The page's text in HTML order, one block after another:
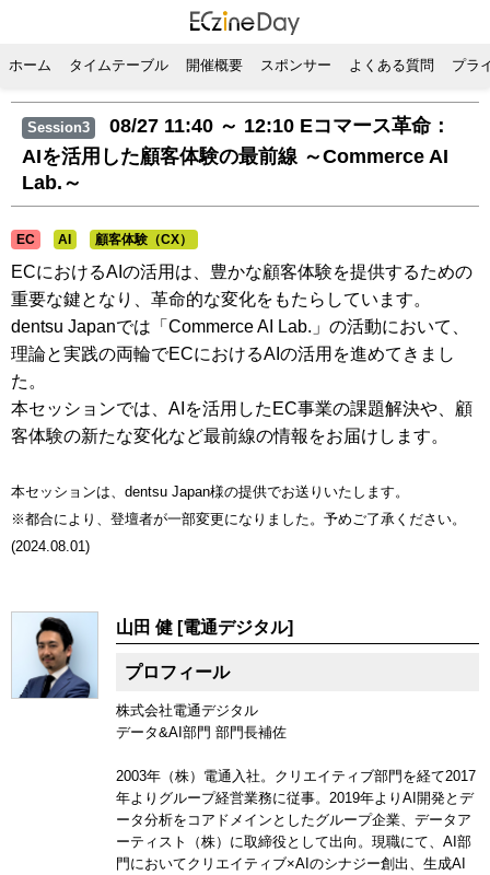
ホーム タイムテーブル 開催概要 スポンサー よくある質問 プラ
Session3 08/27 11:40 ～ 12:10 Eコマース革命：
AIを活用した顧客体験の最前線 ～Commerce AI
Lab.～
EC AI 顧客体験（CX）
ECにおけるAIの活用は、豊かな顧客体験を提供するための
重要な鍵となり、革命的な変化をもたらしています。
dentsu Japanでは「Commerce AI Lab.」の活動において、
理論と実践の両輪でECにおけるAIの活用を進めてきまし
た。
本セッションでは、AIを活用したEC事業の課題解決や、顧
客体験の新たな変化など最前線の情報をお届けします。
本セッションは、dentsu Japan様の提供でお送りいたします。
※都合により、登壇者が一部変更になりました。予めご了承ください。
(2024.08.01)
山田 健 [電通デジタル]
プロフィール
株式会社電通デジタル
データ&AI部門 部門長補佐
2003年（株）電通入社。クリエイティブ部門を経て2017
年よりグループ経営業務に従事。2019年よりAI開発とデ
ータ分析をコアドメインとしたグループ企業、データア
ーティスト（株）に取締役として出向。現職にて、AI部
門においてクリエイティブ×AIのシナジー創出、生成AI